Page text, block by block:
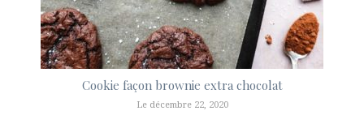
Cookie façon brownie extra chocolat
Le décembre 22, 2020